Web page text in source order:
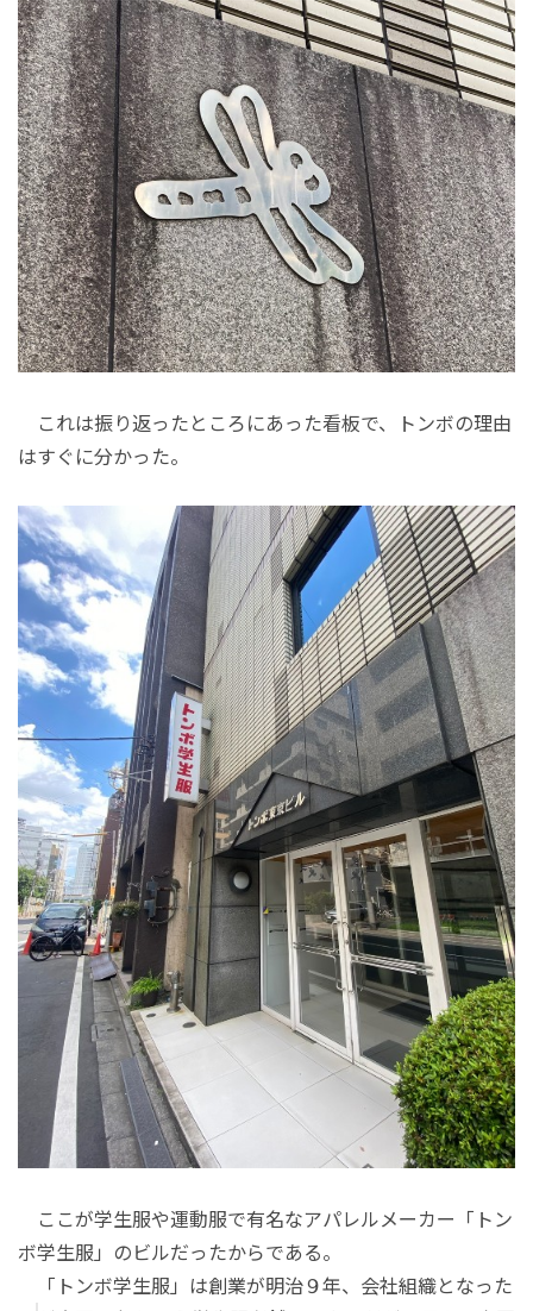
これは振り返ったところにあった看板で、トンボの理由
はすぐに分かった。
ここが学生服や運動服で有名なアパレルメーカー「トン
ボ学生服」のビルだったからである。
「トンボ学生服」は創業が明治９年、会社組織となった